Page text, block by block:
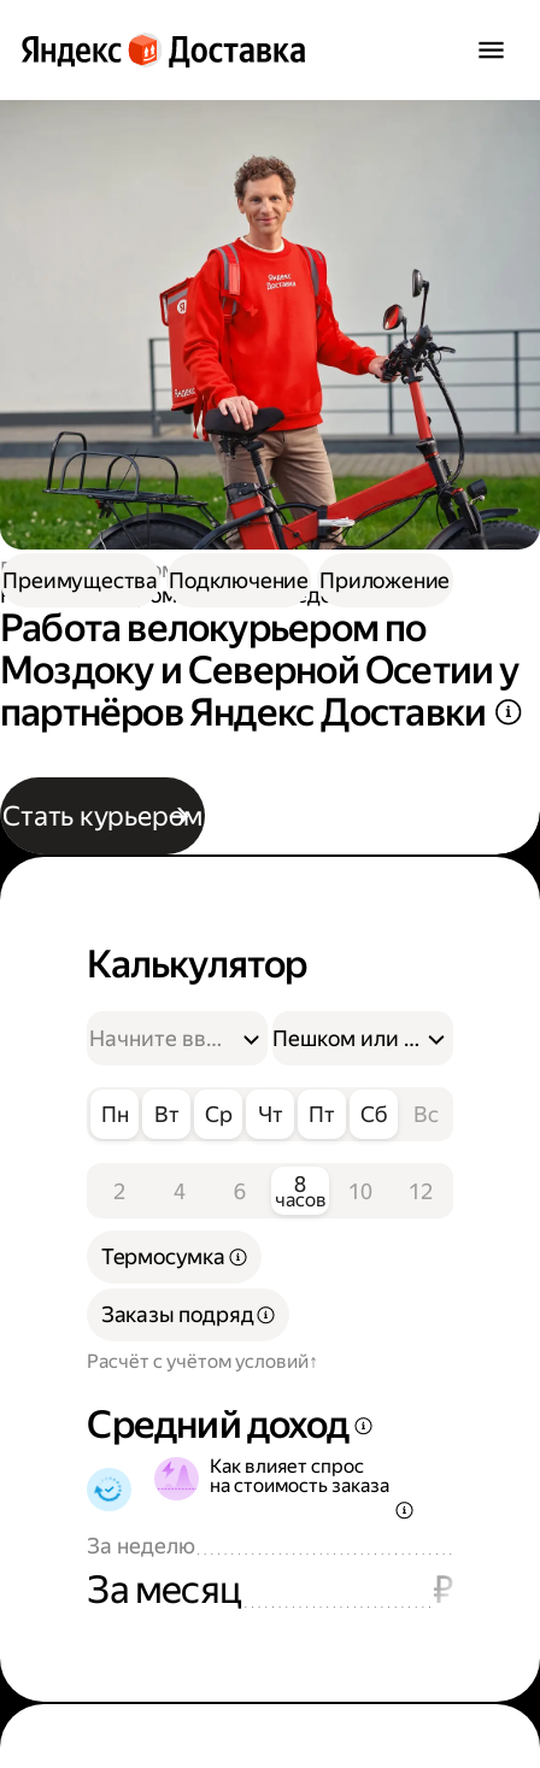
Работа курьером
Работа курьером на велосипеде
Работа велокурьером по
Моздоку и Северной Осетии у
партнёров Яндекс Доставки
Стать курьером
Преимущества Подключение Приложение
Калькулятор
Пешком или на
Пн Вт Ср Чт Пт Сб Вс
2 4 6 8
часов 10 12
Расчёт с учётом условий
Термосумка
Заказы подряд
Средний доход
Как влияет спрос
на стоимость заказа
За неделю
За месяц ₽